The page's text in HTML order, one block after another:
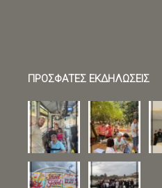
ΠΡΟΣΦΑΤΕΣ ΕΚΔΗΛΩΣΕΙΣ